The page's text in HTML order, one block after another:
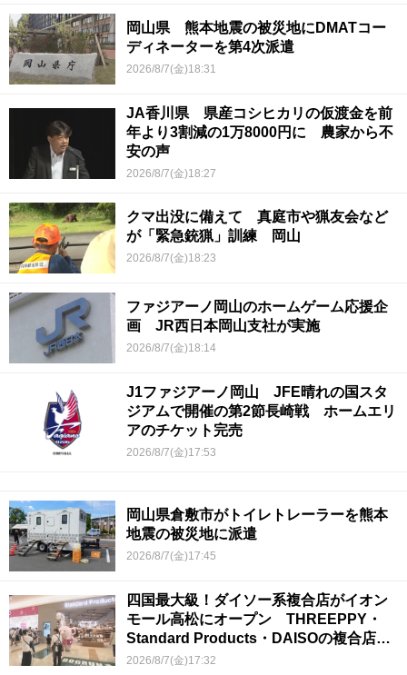
岡山県 熊本地震の被災地にDMATコー
ディネーターを第4次派遣
2026/8/7(金)18:31
JA香川県 県産コシヒカリの仮渡金を前
年より3割減の1万8000円に 農家から不
安の声
2026/8/7(金)18:27
クマ出没に備えて 真庭市や猟友会など
が「緊急銃猟」訓練 岡山
2026/8/7(金)18:23
ファジアーノ岡山のホームゲーム応援企
画 JR西日本岡山支社が実施
2026/8/7(金)18:14
J1ファジアーノ岡山 JFE晴れの国スタ
ジアムで開催の第2節長崎戦 ホームエリ
アのチケット完売
2026/8/7(金)17:53
岡山県倉敷市がトイレトレーラーを熊本
地震の被災地に派遣
2026/8/7(金)17:45
四国最大級！ダイソー系複合店がイオン
モール高松にオープン THREEPPY・
Standard Products・DAISOの複合店は
香川県初
2026/8/7(金)17:32